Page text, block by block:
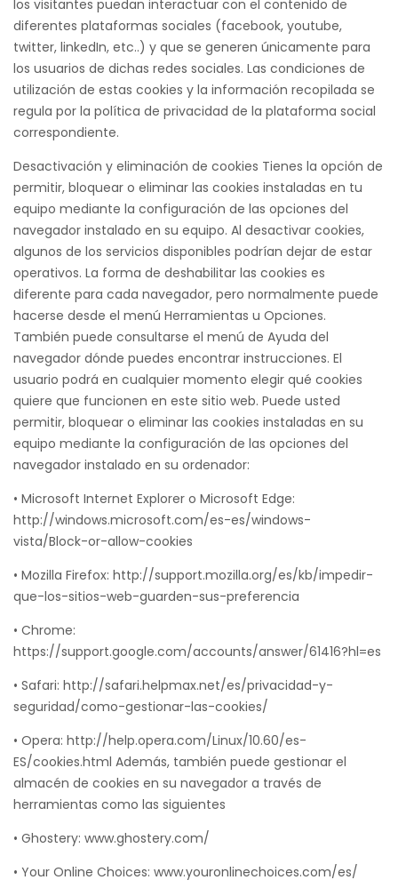
los visitantes puedan interactuar con el contenido de
diferentes plataformas sociales (facebook, youtube,
twitter, linkedIn, etc..) y que se generen únicamente para
los usuarios de dichas redes sociales. Las condiciones de
utilización de estas cookies y la información recopilada se
regula por la política de privacidad de la plataforma social
correspondiente.
Desactivación y eliminación de cookies Tienes la opción de
permitir, bloquear o eliminar las cookies instaladas en tu
equipo mediante la configuración de las opciones del
navegador instalado en su equipo. Al desactivar cookies,
algunos de los servicios disponibles podrían dejar de estar
operativos. La forma de deshabilitar las cookies es
diferente para cada navegador, pero normalmente puede
hacerse desde el menú Herramientas u Opciones.
También puede consultarse el menú de Ayuda del
navegador dónde puedes encontrar instrucciones. El
usuario podrá en cualquier momento elegir qué cookies
quiere que funcionen en este sitio web. Puede usted
permitir, bloquear o eliminar las cookies instaladas en su
equipo mediante la configuración de las opciones del
navegador instalado en su ordenador:
• Microsoft Internet Explorer o Microsoft Edge:
http://windows.microsoft.com/es-es/windows-
vista/Block-or-allow-cookies
• Mozilla Firefox: http://support.mozilla.org/es/kb/impedir-
que-los-sitios-web-guarden-sus-preferencia
• Chrome:
https://support.google.com/accounts/answer/61416?hl=es
• Safari: http://safari.helpmax.net/es/privacidad-y-
seguridad/como-gestionar-las-cookies/
• Opera: http://help.opera.com/Linux/10.60/es-
ES/cookies.html Además, también puede gestionar el
almacén de cookies en su navegador a través de
herramientas como las siguientes
• Ghostery: www.ghostery.com/
• Your Online Choices: www.youronlinechoices.com/es/